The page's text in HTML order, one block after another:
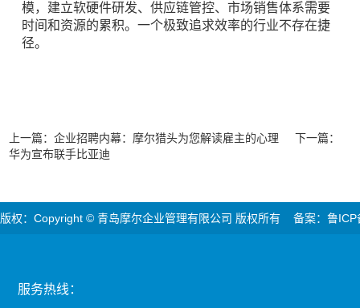
模，建立软硬件研发、供应链管控、市场销售体系需要
时间和资源的累积。一个极致追求效率的行业不存在捷
径。
上一篇：企业招聘内幕：摩尔猎头为您解读雇主的心理 下一篇：
华为宣布联手比亚迪
版权：Copyright © 青岛摩尔企业管理有限公司 版权所有 备案：鲁
服务热线：